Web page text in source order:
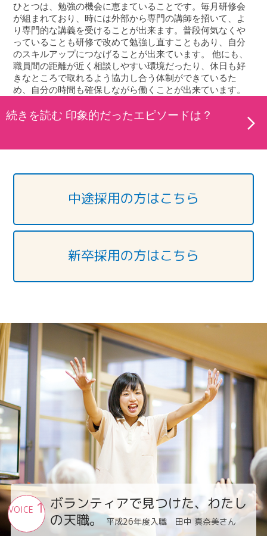
ひとつは、勉強の機会に恵まていることです。毎月研修会
が組まれており、時には外部から専門の講師を招いて、よ
り専門的な講義を受けることが出来ます。普段何気なくや
っていることも研修で改めて勉強し直すこともあり、自分
のスキルアップにつなげることが出来ています。 他にも、
職員間の距離が近く相談しやすい環境だったり、休日も好
きなところで取れるよう協力し合う体制ができているた
め、自分の時間も確保しながら働くことが出来ています。
続きを読む 印象的だったエピソードは？
中途採用の方はこちら
新卒採用の方はこちら
VOICE 1 ボランティアで見つけた、わたし
の天職。平成26年度入職 田中 真奈美さん